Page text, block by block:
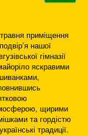
приміщення
нашої
гімназії
яскравими
щирими
та гордістю
традиції.